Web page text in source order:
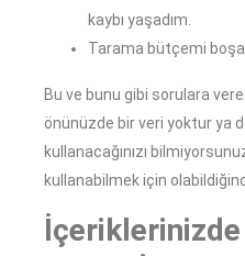
kaybı yaşadım.
Tarama bütçemi
Bu ve bunu gibi sorulara
önünüzde bir veri yoktur ya
kullanacağınızı
kullanabilmek için